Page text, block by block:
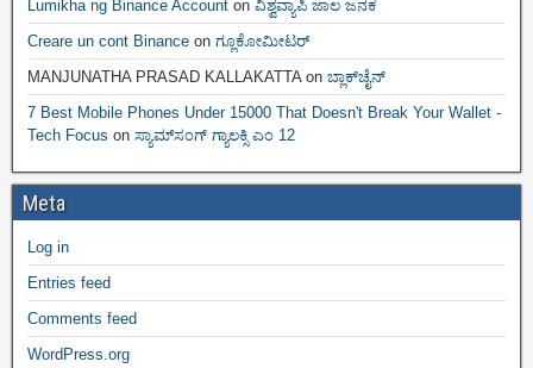
Lumikha ng Binance Account on ವಿಶ್ವವ್ಯಾಪಿ ಜಾಲ ಜನಕ
Creare un cont Binance on ಗ್ಲೂಕೋಮೀಟರ್
MANJUNATHA PRASAD KALLAKATTAon ಬ್ಲಾಕ್‌ಚೈನ್‌
7 Best Mobile Phones Under 15000 That Doesn't Break Your Wallet -
Tech Focus on ಸ್ಯಾಮ್‌ಸಂಗ್ ಗ್ಯಾಲಕ್ಸಿ ಎಂ 12
Meta
Log in
Entries feed
Comments feed
WordPress.org